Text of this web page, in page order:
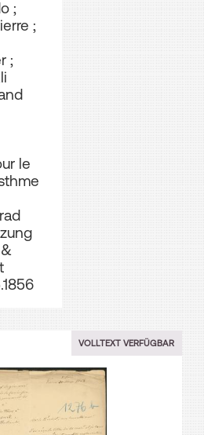
;
;
;
le
VOLLTEXT VERFÜGBAR